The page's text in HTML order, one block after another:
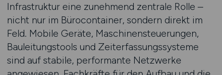
Infrastruktur eine zunehmend zentrale Rolle –
nicht nur im Bürocontainer, sondern direkt im
Feld. Mobile Geräte, Maschinensteuerungen,
Bauleitungstools und Zeiterfassungssysteme
sind auf stabile, performante Netzwerke